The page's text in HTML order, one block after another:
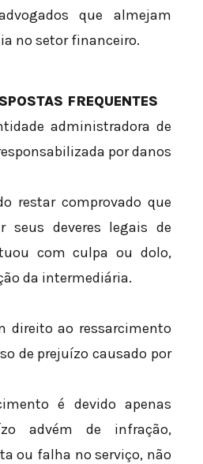
que almejam
no setor financeiro.
FREQUENTES
administradora de
por danos
restar comprovado que
seus deveres legais de
com culpa ou dolo,
da intermediária.
direito ao ressarcimento
de prejuízo causado por
é devido apenas
advém de infração,
ou falha no serviço, não